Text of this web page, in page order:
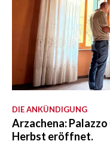
DIE ANKÜNDIGUNG
Arzachena:
Herbst eröffnet.